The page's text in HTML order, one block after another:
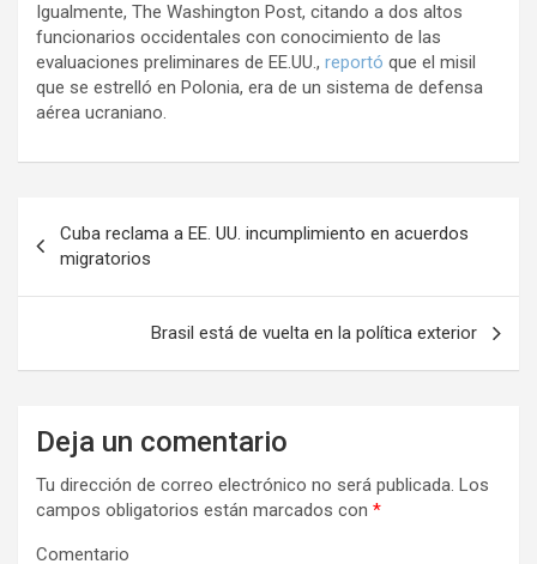
Igualmente, The Washington Post, citando a dos altos
funcionarios occidentales con conocimiento de las
evaluaciones preliminares de EE.UU., reportó que el misil
que se estrelló en Polonia, era de un sistema de defensa
aérea ucraniano.
v
g
Cuba reclama a EE. UU. incumplimiento en acuerdos
migratorios
Brasil está de vuelta en la política exterior
Deja un comentario
Tu dirección de correo electrónico no será publicada. Los
campos obligatorios están marcados con *
Comentario